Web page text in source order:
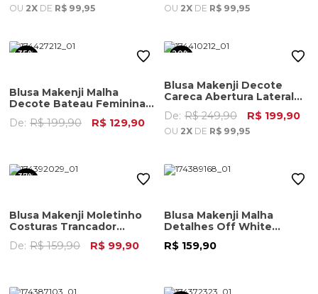
OU 2X DE R$ 99,95 OU 2X DE R$ 99,95
35%
Blusa Makenji Malha
Decote Bateau Feminina
Cereja
De: R$ 199,90 R$ 129,90
20%
Blusa Makenji Decote
Careca Abertura Lateral
Feminina Cereja
De: R$ 249,90 R$ 199,90
OU 2X DE R$ 99,95
37%
Blusa Makenji Moletinho
Costuras Trancador
Feminina Rosa
De: R$ 159,90 R$ 99,90
Blusa Makenji Malha
Detalhes Off White
Feminina Bege Escuro
R$ 159,90